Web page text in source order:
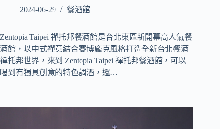
2024-06-29 餐酒館
Zentopia Taipei 禪托邦餐酒館是台北東區新開幕高人氣餐
酒館，以中式禪意結合賽博龐克風格打造全新台北餐酒
禪托邦世界，來到 Zentopia Taipei 禪托邦餐酒館，可以
喝到有獨具創意的特色調酒，還…